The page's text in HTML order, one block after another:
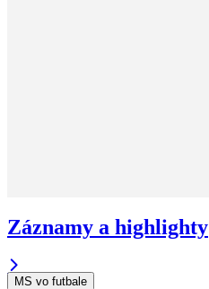
Záznamy a highlighty
MS vo futbale